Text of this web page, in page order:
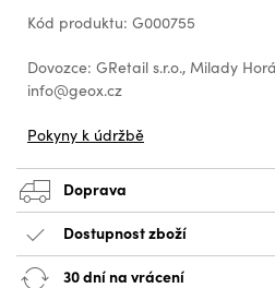
Kód produktu: G000755
Dovozce: GRetail s.r.o., Milady
info@geox.cz
Pokyny k údržbě
Doprava
Dostupnost zboží
30 dní na vrácení